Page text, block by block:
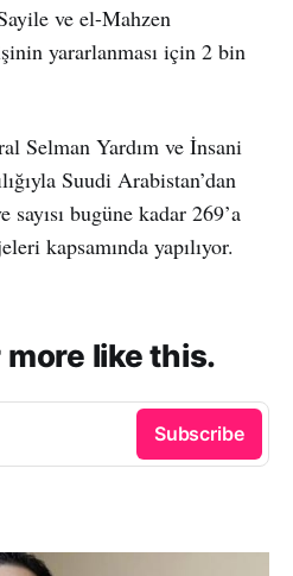
ve el-Mahzen
yararlanması için 2 bin
Selman Yardım ve İnsani
Suudi Arabistan’dan
sayısı bugüne kadar 269’a
kapsamında yapılıyor.
like this.
Subscribe